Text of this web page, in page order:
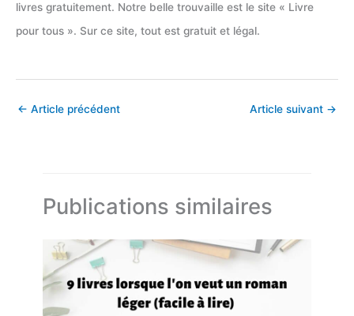
livres gratuitement. Notre belle trouvaille est le site « Livre
pour tous ». Sur ce site, tout est gratuit et légal.
← Article précédent Article suivant →
Publications similaires